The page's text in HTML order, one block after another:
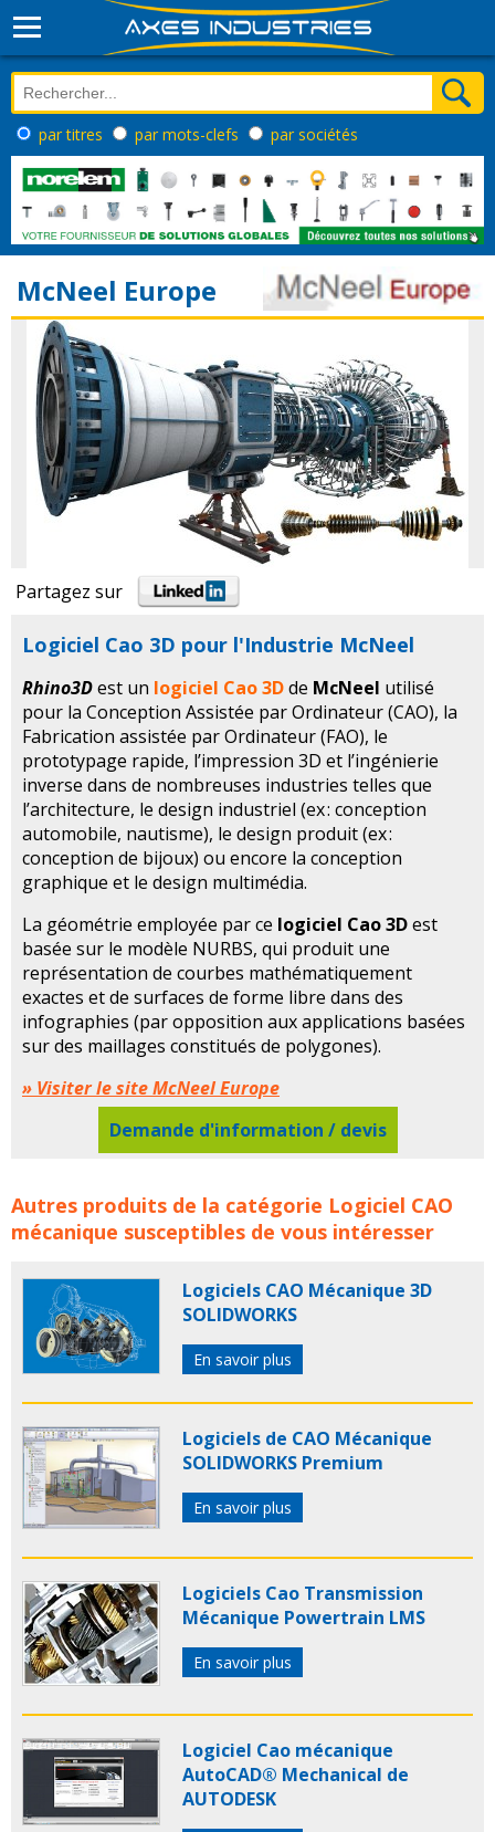
par titres par mots-clefs par sociétés
McNeel Europe
Partagez sur
Logiciel Cao 3D pour l'Industrie McNeel
Rhino3Dest un logiciel Cao 3Dde McNeel utilisé
pour la Conception Assistée par Ordinateur (CAO), la
Fabrication assistée par Ordinateur (FAO), le
prototypage rapide, l’impression 3D et l’ingénierie
inverse dans de nombreuses industries telles que
l’architecture, le design industriel (ex : conception
automobile, nautisme), le design produit (ex :
conception de bijoux) ou encore la conception
graphique et le design multimédia.
La géométrie employée par ce logiciel Cao 3Dest
basée sur le modèle NURBS, qui produit une
représentation de courbes mathématiquement
exactes et de surfaces de forme libre dans des
infographies (par opposition aux applications basées
sur des maillages constitués de polygones).
» Visiter le site McNeel Europe
Demande d'information / devis
Logiciel Cao 3D pour l'Industrie McNeel concerne les
familles de produits :mcneel logiciellogicielslogiciel
Autres produits de la catégorie Logiciel CAO
mécanique susceptibles de vous intéresser
Logiciels CAO Mécanique 3D
SOLIDWORKS
En savoir plus
Logiciels de CAO Mécanique
SOLIDWORKS Premium
En savoir plus
Logiciels Cao Transmission
Mécanique Powertrain LMS
En savoir plus
Logiciel Cao mécanique
AutoCAD® Mechanical de
AUTODESK